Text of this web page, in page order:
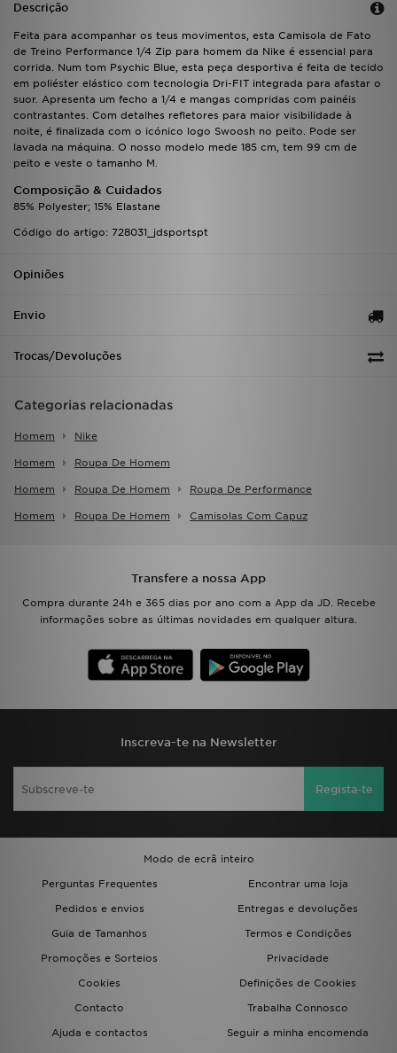
Descrição
Feita para acompanhar os teus movimentos, esta Camisola de Fato
de Treino Performance 1/4 Zip para homem da Nike é essencial para
corrida. Num tom Psychic Blue, esta peça desportiva é feita de tecido
em poliéster elástico com tecnologia Dri-FIT integrada para afastar o
suor. Apresenta um fecho a 1/4 e mangas compridas com painéis
contrastantes. Com detalhes refletores para maior visibilidade à
noite, é finalizada com o icónico logo Swoosh no peito. Pode ser
lavada na máquina. O nosso modelo mede 185 cm, tem 99 cm de
peito e veste o tamanho M.
Composição & Cuidados
85% Polyester; 15% Elastane
Código do artigo: 728031_jdsportspt
Opiniões
Envio
Trocas/Devoluções
Categorias relacionadas
Homem Nike
Homem Roupa De Homem
Homem Roupa De Homem Roupa De Performance
Homem Roupa De Homem Camisolas Com Capuz
Transfere a nossa App
Compra durante 24h e 365 dias por ano com a App da JD. Recebe
informações sobre as últimas novidades em qualquer altura.
Inscreva-te na Newsletter
Regista-te
Modo de ecrã inteiro
Perguntas Frequentes
Encontrar uma loja
Pedidos e envios
Entregas e devoluções
Guia de Tamanhos
Termos e Condições
Promoções e Sorteios
Privacidade
Cookies
Definições de Cookies
Contacto
Trabalha Connosco
Ajuda e contactos
Seguir a minha encomenda